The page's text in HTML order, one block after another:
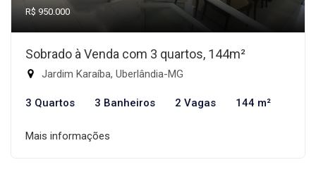
R$ 950.000
Sobrado à Venda com 3 quartos, 144m²
Jardim Karaíba, Uberlândia-MG
3 Quartos 3 Banheiros 2 Vagas 144 m²
Mais informações